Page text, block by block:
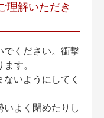
理解いただき
ください。衝撃
す。
いようにしてく
よく閉めたりし